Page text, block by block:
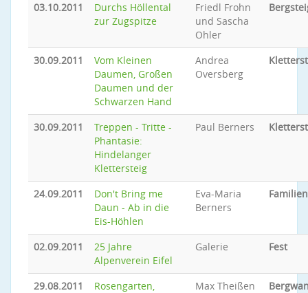
03.10.2011
Durchs Höllental
zur Zugspitze
Friedl Frohn
und Sascha
Ohler
30.09.2011
Vom Kleinen
Daumen, Großen
Daumen und der
Schwarzen Hand
Andrea
Oversberg
30.09.2011
Treppen - Tritte -
Phantasie:
Hindelanger
Klettersteig
Paul Berners
24.09.2011
Don't Bring me
Daun - Ab in die
Eis-Höhlen
Eva-Maria
Berners
02.09.2011
25 Jahre
Alpenverein Eifel
Galerie Fest
29.08.2011
Rosengarten,
Max Theißen